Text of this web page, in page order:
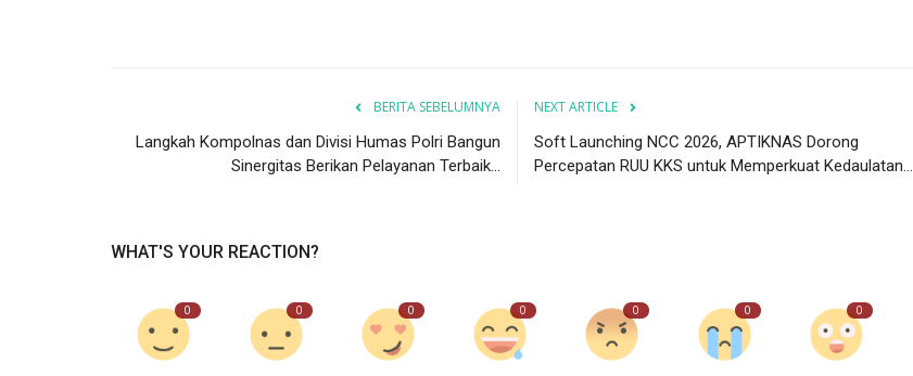
BERITA SEBELUMNYA
Langkah Kompolnas dan Divisi Humas Polri Bangun
Sinergitas Berikan Pelayanan Terbaik...
NEXT ARTICLE
Soft Launching NCC 2026, APTIKNAS Dorong
Percepatan RUU KKS untuk Memperkuat Kedaulatan...
WHAT'S YOUR REACTION?
0 0 0 0 0 0 0